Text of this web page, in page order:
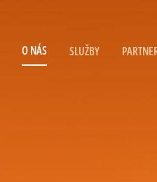
O NÁS SLUŽBY